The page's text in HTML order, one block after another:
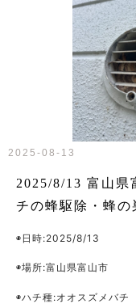
2025-08-13
2025/8/13 富山県
チの蜂駆除・蜂の
◉日時:2025/8/13
◉場所:富山県富山市
◉ハチ種:オオスズメバチ